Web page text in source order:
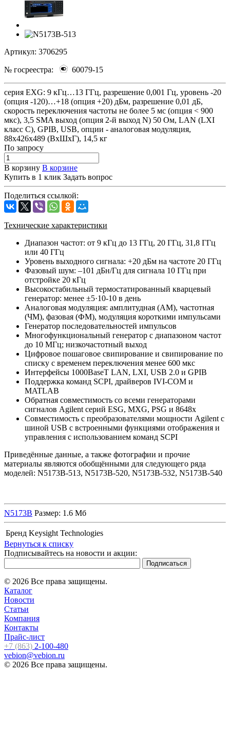
Артикул: 3706295
№ госреестра: 60079-15
серия EXG: 9 кГц…13 ГГц, разрешение 0,001 Гц, уровень -20
(опция -120)…+18 (опция +20) дБм, разрешение 0,01 дБ,
скорость переключения частоты не более 5 мс (опция < 900
мкс), 3,5 SMA выход (опция 2-й выход N) 50 Ом, LAN (LXI
класс С), GPIB, USB, опции - аналоговая модуляция,
88х426х489 (ВхШхГ), 14,5 кг
По запросу
В корзину В корзине
Купить в 1 клик Задать вопрос
Поделиться ссылкой:
Технические характеристики
Диапазон частот: от 9 кГц до 13 ГГц, 20 ГГц, 31,8 ГГц
или 40 ГГц
Уровень выходного сигнала: +20 дБм на частоте 20 ГГц
Фазовый шум: –101 дБн/Гц для сигнала 10 ГГц при
отстройке 20 кГц
Высокостабильный термостатированный кварцевый
генератор: менее ±5·10-10 в день
Аналоговая модуляция: амплитудная (АМ), частотная
(ЧМ), фазовая (ФМ), модуляция короткими импульсами
Генератор последовательностей импульсов
Многофункциональный генератор с диапазоном частот
до 10 МГц; низкочастотный выход
Цифровое пошаговое свипирование и свипирование по
списку с временем переключения менее 600 мкс
Интерфейсы 1000BaseT LAN, LXI, USB 2.0 и GPIB
Поддержка команд SCPI, драйверов IVI-COM и
MATLAB
Обратная совместимость со всеми генераторами
сигналов Agilent серий ESG, MXG, PSG и 8648х
Совместимость с преобразователями мощности Agilent с
шиной USB с встроенными функциями отображения и
управления с использованием команд SCPI
Приведённые данные, а также фотографии и прочие
материалы являются обобщёнными для следующего ряда
моделей: N5173B-513, N5173B-520, N5173B-532, N5173B-540
N5173B Размер: 1.6 Мб
Бренд Keysight Technologies
Вернуться к списку
Подписывайтесь на новости и акции:
© 2026 Все права защищены.
Каталог
Новости
Статьи
Компания
Контакты
Прайс-лист
+7 (863) 2-100-480
vebion@vebion.ru
© 2026 Все права защищены.